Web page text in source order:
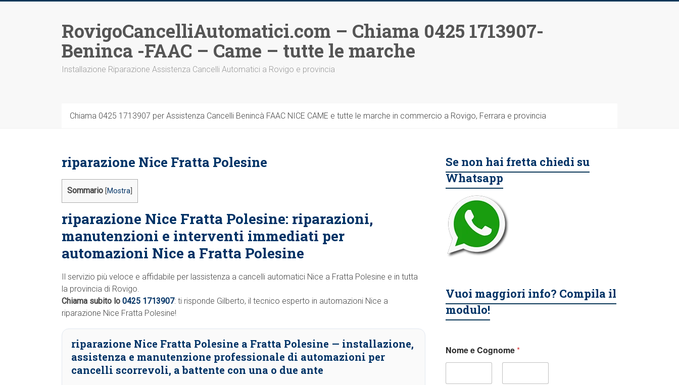
RovigoCancelliAutomatici.com – Chiama 0425 1713907-
Beninca -FAAC – Came – tutte le marche
Installazione Riparazione Assistenza Cancelli Automatici a Rovigo e provincia
Chiama 0425 1713907 per Assistenza Cancelli Benincà FAAC NICE CAME e tutte le marche in commercio a Rovigo, Ferrara e provincia
riparazione Nice Fratta Polesine
Sommario Mostra
riparazione Nice Fratta Polesine: riparazioni,
manutenzioni e interventi immediati per
automazioni Nice a Fratta Polesine
Il servizio più veloce e affidabile per lassistenza a cancelli automatici Nice a Fratta Polesine e in tutta
la provincia di Rovigo.
Chiama subito lo 0425 1713907: ti risponde Gilberto, il tecnico esperto in automazioni Nice a
riparazione Nice Fratta Polesine!
riparazione Nice Fratta Polesine a Fratta Polesine — installazione,
assistenza e manutenzione professionale di automazioni per
cancelli scorrevoli, a battente con una o due ante
Se non hai fretta chiedi su
Whatsapp
Vuoi maggiori info? Compila il
modulo!
Nome e Cognome*